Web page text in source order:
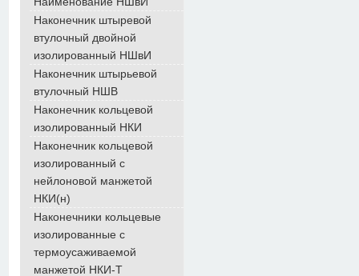
Наконечник штыревой
втулочный двойной
изолированный НШвИ
Наконечник штырьевой
втулочный НШВ
Наконечник кольцевой
изолированный НКИ
Наконечник кольцевой
изолированный с
нейлоновой манжетой
НКИ(н)
Наконечники кольцевые
изолированные с
термоусаживаемой
манжетой НКИ-Т